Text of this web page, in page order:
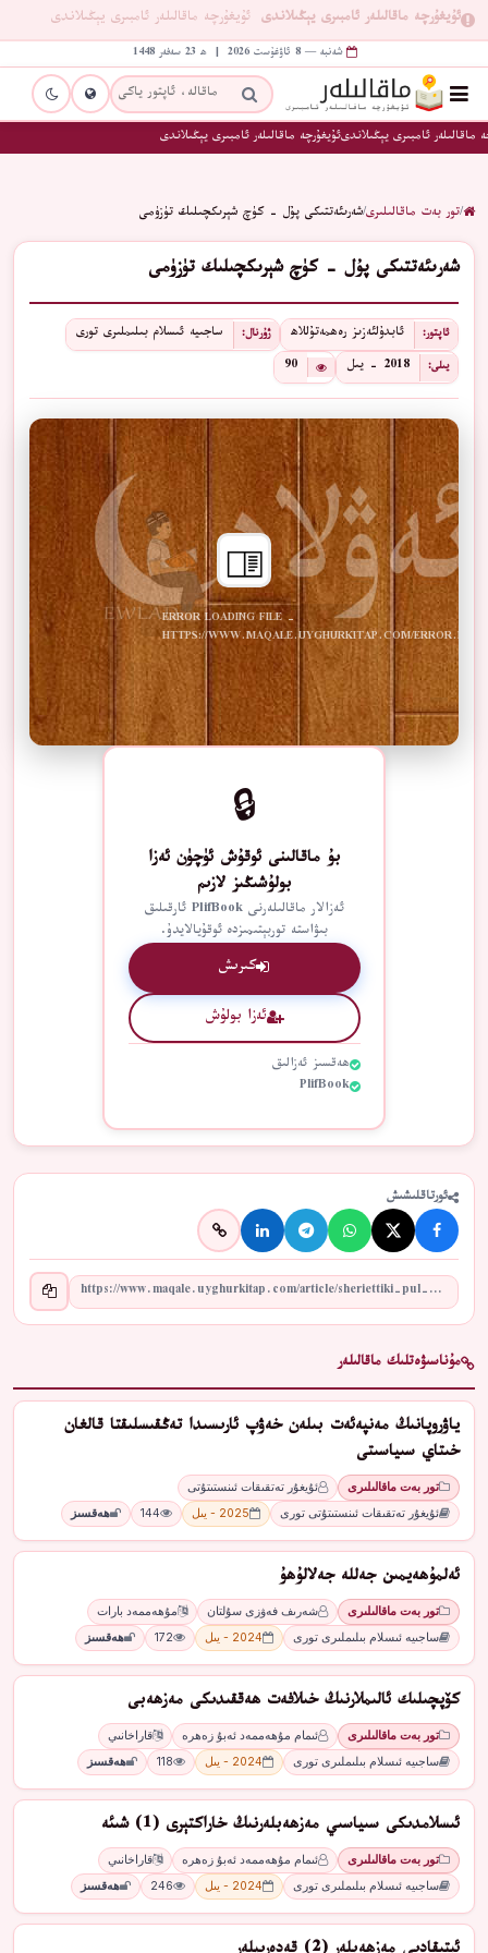
ئۇيغۇرچە ماقالىلەر ئامبىرى يېڭىلاندى ئۇيغۇرچە ماقالىلەر ئامبىرى يېڭىلاندى
شەنبە — 8 ئاۋغۇست 2026 | ھ 23 سەفەر 1448
ماقالىلەر ئامبىرى يېڭىلاندىئۇيغۇرچە ماقالىلەر ئامبىرى يېڭىلاندى
/تور بەت ماقالىلىرى/شەرىئەتتىكى پۇل – كۈچ شېرىكچىلىك تۈزۈمى
شەرىئەتتىكى پۇل – كۈچ شېرىكچىلىك تۈزۈمى
ئاپتور: ئابدۇلئەزىز رەھمەتۇللاھ ژۇرنال: ساجىيە ئىسلام بىلىملىرى تورى
يىلى: 2018 - يىل 90
ERROR LOADING FILE -
HTTPS://WWW.MAQALE.UYGHURKITAP.COM/ERROR.PDF
🔒
بۇ ماقالىنى ئوقۇش ئۈچۈن ئەزا
بولۇشىڭىز لازىم
ئەزالار ماقالىلەرنى PlifBook ئارقىلىق
بىۋاستە توربېتىمىزدە ئوقۇيالايدۇ.
كىرىش
ئەزا بولۇش
ھەقسىز ئەزالىق
PlifBook
ئورتاقلىشىش
مۇناسىۋەتلىك ماقالىلەر
ياۋروپانىڭ مەنپەئەت بىلەن خەۋپ ئارىسىدا تەڭقىسلىقتا قالغان
خىتاي سىياسىتى
تور بەت ماقالىلىرى
ئۇيغۇر تەتقىقات ئىنستىتۇتى
ئۇيغۇر تەتقىقات ئىنستىتۇتى تورى
2025 - يىل 144 ھەقسىز
ئەلمۇھەيمىن جەللە جەلالۇھۇ
تور بەت ماقالىلىرى شەرىف فەۋزى سۇلتان
مۇھەممەد بارات
ساجىيە ئىسلام بىلىملىرى تورى
2024 - يىل 172 ھەقسىز
كۆپچىلىك ئالىملارنىڭ خىلافەت ھەققىدىكى مەزھەبى
تور بەت ماقالىلىرى ئىمام مۇھەممەد ئەبۇ زەھرە
قاراخانىي
ساجىيە ئىسلام بىلىملىرى تورى
2024 - يىل 118 ھەقسىز
ئىسلامدىكى سىياسىي مەزھەبلەرنىڭ خاراكتېرى (1) شىئە
تور بەت ماقالىلىرى ئىمام مۇھەممەد ئەبۇ زەھرە
قاراخانىي
ساجىيە ئىسلام بىلىملىرى تورى
2024 - يىل 246 ھەقسىز